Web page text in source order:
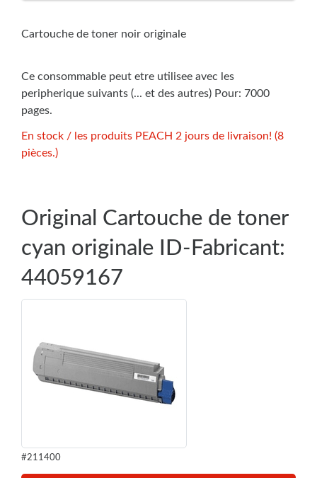
Cartouche de toner noir originale
Ce consommable peut etre utilisee avec les
peripherique suivants (... et des autres) Pour: 7000
pages.
En stock / les produits PEACH 2 jours de livraison! (8
pièces.)
Original Cartouche de toner
cyan originale ID-Fabricant:
44059167
#211400